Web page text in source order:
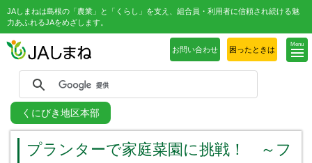
JAしまねは島根の「農業」と「くらし」を支え、組合員・利用者に信頼され続ける魅
力あふれるJAをめざします。
Menu
お問い合わせ 困ったときは
くにびき地区本部
プランターで家庭菜園に挑戦！ ～フ